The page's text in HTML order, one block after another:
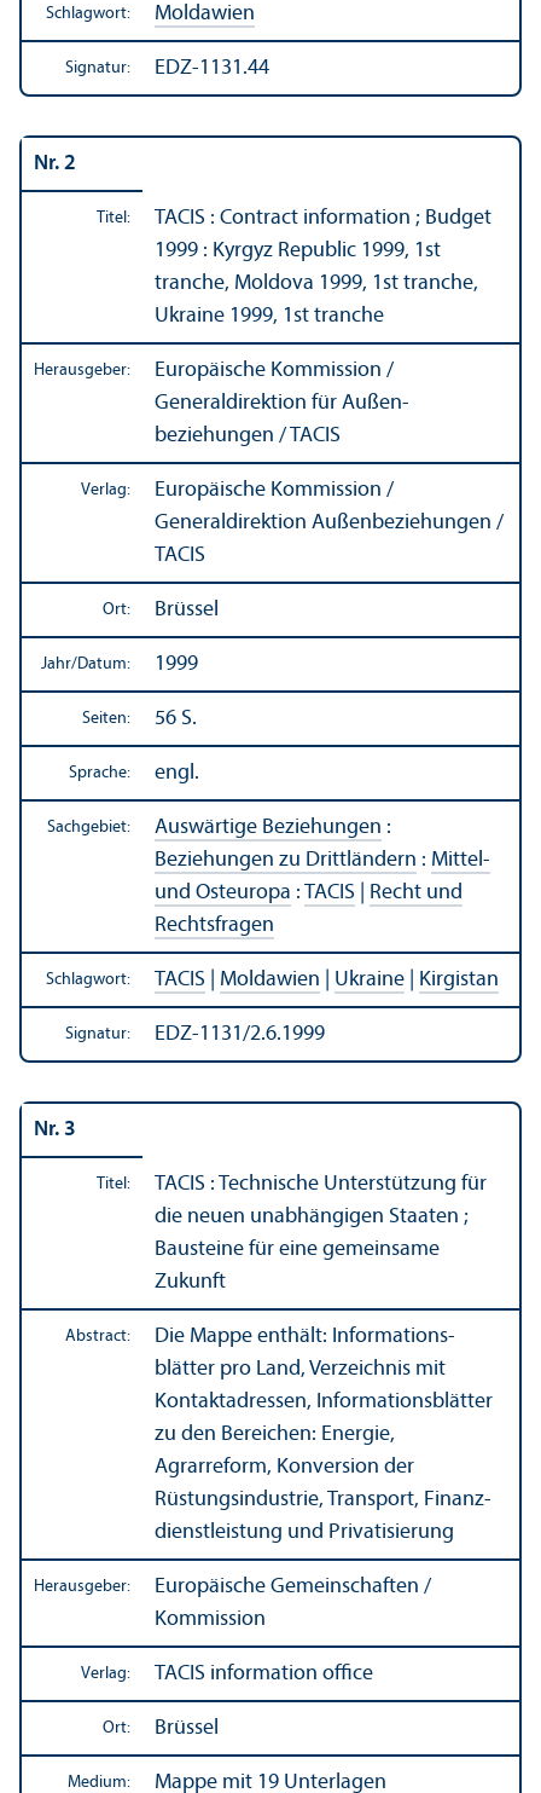
Schlagwort: Moldawien
Signatur: EDZ-1131.44
Nr. 2
Titel:
TACIS : Contract information ; Budget
1999 : Kyrgyz Republic 1999, 1st
tranche, Moldova 1999, 1st tranche,
Ukraine 1999, 1st tranche
Herausgeber:
Europäische Kommission /
Generaldirektion für Außen­
beziehungen / TACIS
Verlag:
Europäische Kommission /
Generaldirektion Außen­beziehungen /
TACIS
Ort: Brüssel
Jahr/Datum: 1999
Seiten: 56 S.
Sprache: engl.
Sachgebiet: Auswärtige Beziehungen :
Beziehungen zu Drittländern : Mittel-
und Osteuropa : TACIS
Recht und
Rechts­fragen
Schlagwort: TACIS Moldawien Ukraine Kirgistan
Signatur: EDZ-1131/2.6.1999
Nr. 3
Titel:
TACIS : Technische Unter­stützung für
die neuen unabhängigen Staaten ;
Bausteine für eine gemeinsame
Zukunft
Abstract:
Die Mappe enthält: Informations­
blätter pro Land, Verzeichnis mit
Kontaktadressen, Informations­blätter
zu den Bereichen: Energie,
Agrarreform, Konversion der
Rüstungs­industrie, Trans­port, Finanz­
dienstleistung und Privatisierung
Herausgeber:
Europäische Gemeinschaften /
Kommission
Verlag: TACIS information office
Ort: Brüssel
Medium: Mappe mit 19 Unter­lagen